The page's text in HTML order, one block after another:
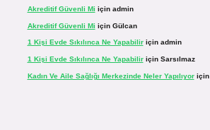
Akreditif Güvenli Mi için admin
Akreditif Güvenli Mi için Gülcan
1 Kişi Evde Sıkılınca Ne Yapabiliriçin admin
1 Kişi Evde Sıkılınca Ne Yapabiliriçin Sarsılmaz
Kadın Ve Aile Sağlığı Merkezinde Neler Yapılıyoriçin